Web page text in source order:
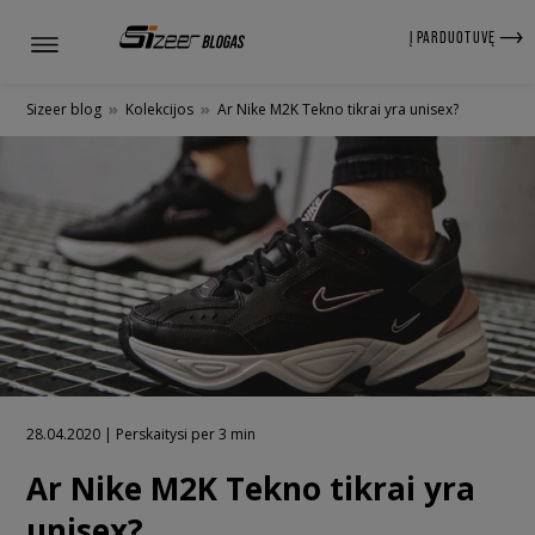
Į PARDUOTUVĘ
Sizeer blog » Kolekcijos » Ar Nike M2K Tekno tikrai yra unisex?
28.04.2020 | Perskaitysi per 3 min
Ar Nike M2K Tekno tikrai yra